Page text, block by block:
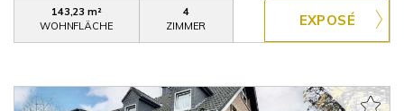
143,23 m²
WOHNFLÄCHE
4
ZIMMER